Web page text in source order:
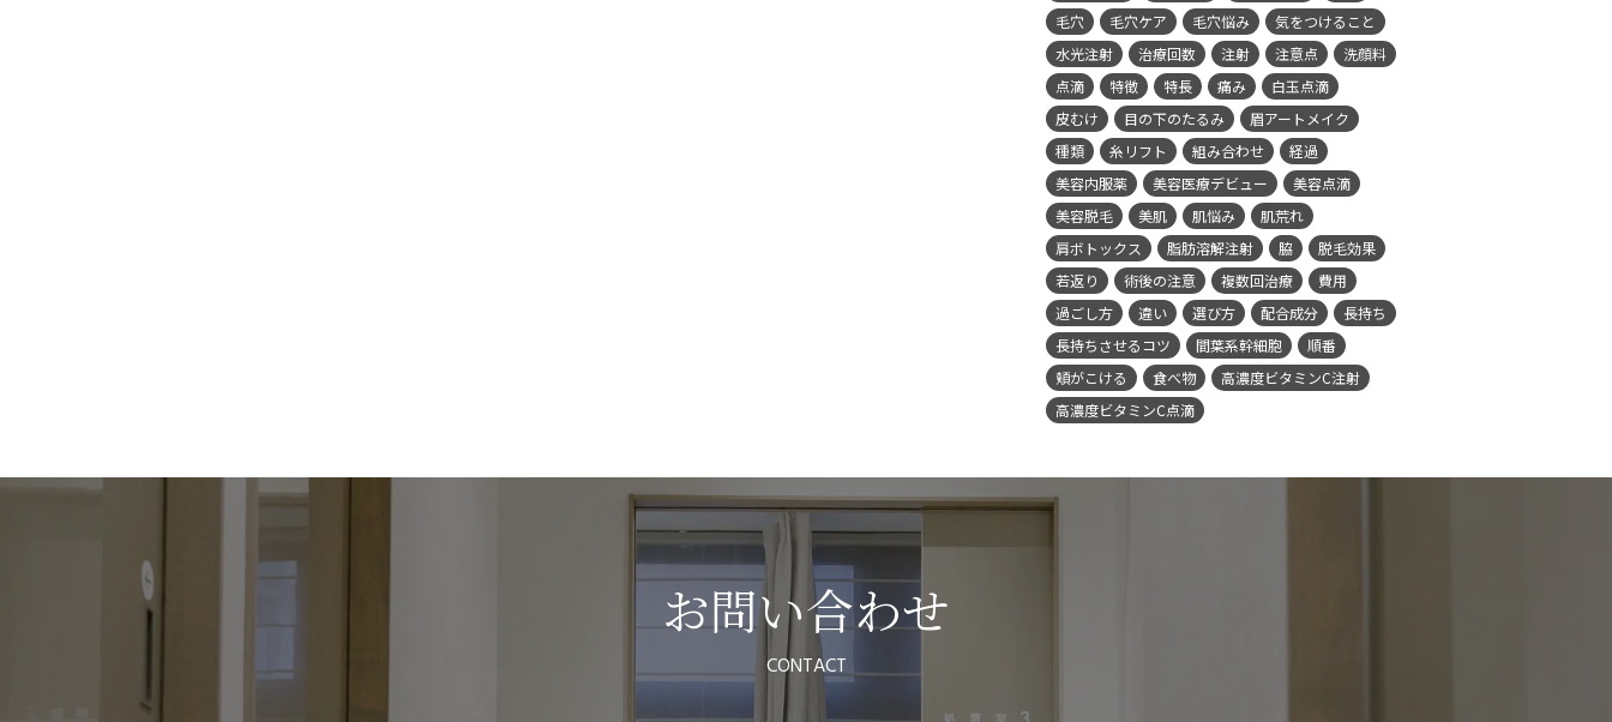
毛穴
毛穴ケア 毛穴悩み
気をつけること
水光注射
治療回数 注射 注意点
洗顔料
点滴
特徴 特長 痛み
白玉点滴
皮むけ
目の下のたるみ
眉アートメイク
種類
糸リフト 組み合わせ
経過
美容内服薬
美容医療デビュー
美容点滴
美容脱毛
美肌 肌悩み
肌荒れ
肩ボトックス
脂肪溶解注射 脇
脱毛効果
若返り
術後の注意 複数回治療
費用
過ごし方
違い 選び方 配合成分
長持ち
長持ちさせるコツ
間葉系幹細胞
順番
頬がこける
食べ物
高濃度ビタミンC注射
高濃度ビタミンC点滴
お問い合わせ
CONTACT